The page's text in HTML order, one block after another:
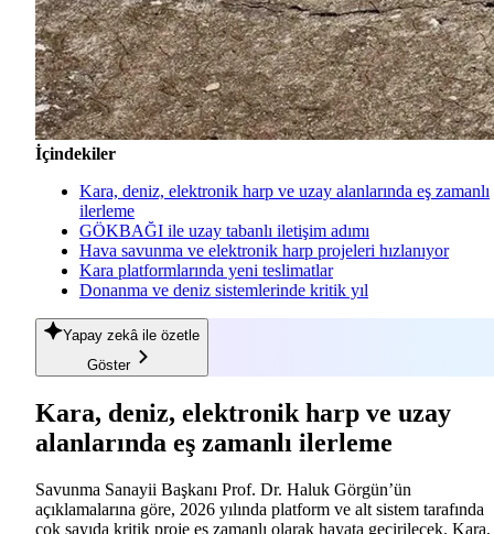
İçindekiler
Kara, deniz, elektronik harp ve uzay alanlarında eş zamanlı
ilerleme
GÖKBAĞI ile uzay tabanlı iletişim adımı
Hava savunma ve elektronik harp projeleri hızlanıyor
Kara platformlarında yeni teslimatlar
Donanma ve deniz sistemlerinde kritik yıl
Yapay zekâ ile özetle
Göster
Kara, deniz, elektronik harp ve uzay
alanlarında eş zamanlı ilerleme
Savunma Sanayii Başkanı Prof. Dr. Haluk Görgün’ün
açıklamalarına göre, 2026 yılında platform ve alt sistem tarafında
çok sayıda kritik proje eş zamanlı olarak hayata geçirilecek. Kara,